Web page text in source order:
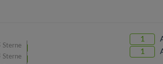
Sterne
Sterne
1
1